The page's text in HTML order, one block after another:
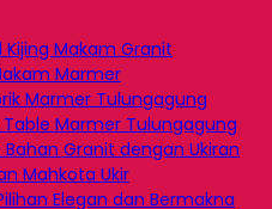
Makam Granit
Marmer
Marmer Tulungagung
Marmer Tulungagung
Granit dengan Ukiran
Mahkota Ukir
Elegan dan Bermakna